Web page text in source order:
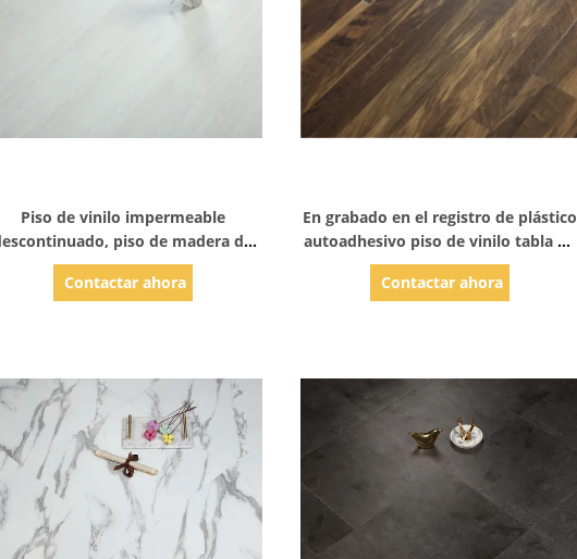
Piso de vinilo impermeable
piso de madera de
vinilo reciclado
Contactar ahora
En grabado en el registro de plástico
autoadhesivo piso de vinilo tabla de
madera
Contactar ahora